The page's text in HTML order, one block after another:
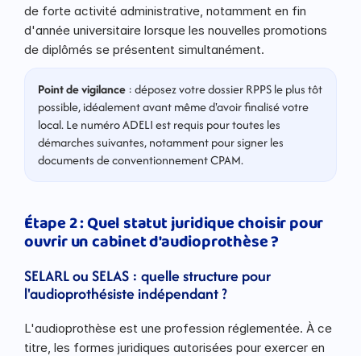
de forte activité administrative, notamment en fin
d'année universitaire lorsque les nouvelles promotions
de diplômés se présentent simultanément.
Point de vigilance : déposez votre dossier RPPS le plus tôt
possible, idéalement avant même d'avoir finalisé votre
local. Le numéro ADELI est requis pour toutes les
démarches suivantes, notamment pour signer les
documents de conventionnement CPAM.
Étape 2 : Quel statut juridique choisir pour
ouvrir un cabinet d'audioprothèse ?
SELARL ou SELAS : quelle structure pour
l'audioprothésiste indépendant ?
L'audioprothèse est une profession réglementée. À ce
titre, les formes juridiques autorisées pour exercer en